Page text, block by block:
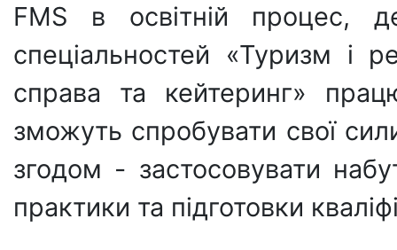
FMS в освітній процес,
спеціальностей «Туризм і
справа та кейтеринг»
зможуть спробувати свої
згодом - застосовувати
практики та підготовки